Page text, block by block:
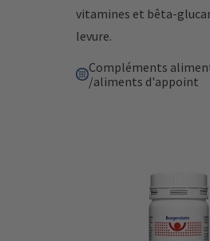
vitamines et bêta-
levure.
Compléments
/aliments d'appoint